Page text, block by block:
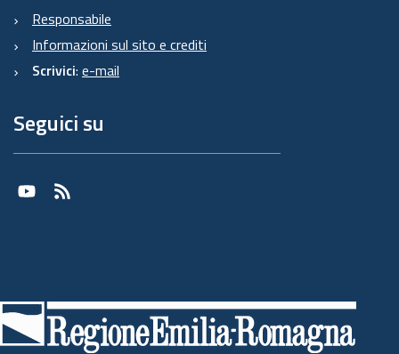
Responsabile
Informazioni sul sito e crediti
Scrivici: e-mail
Seguici su
Youtube
RSS